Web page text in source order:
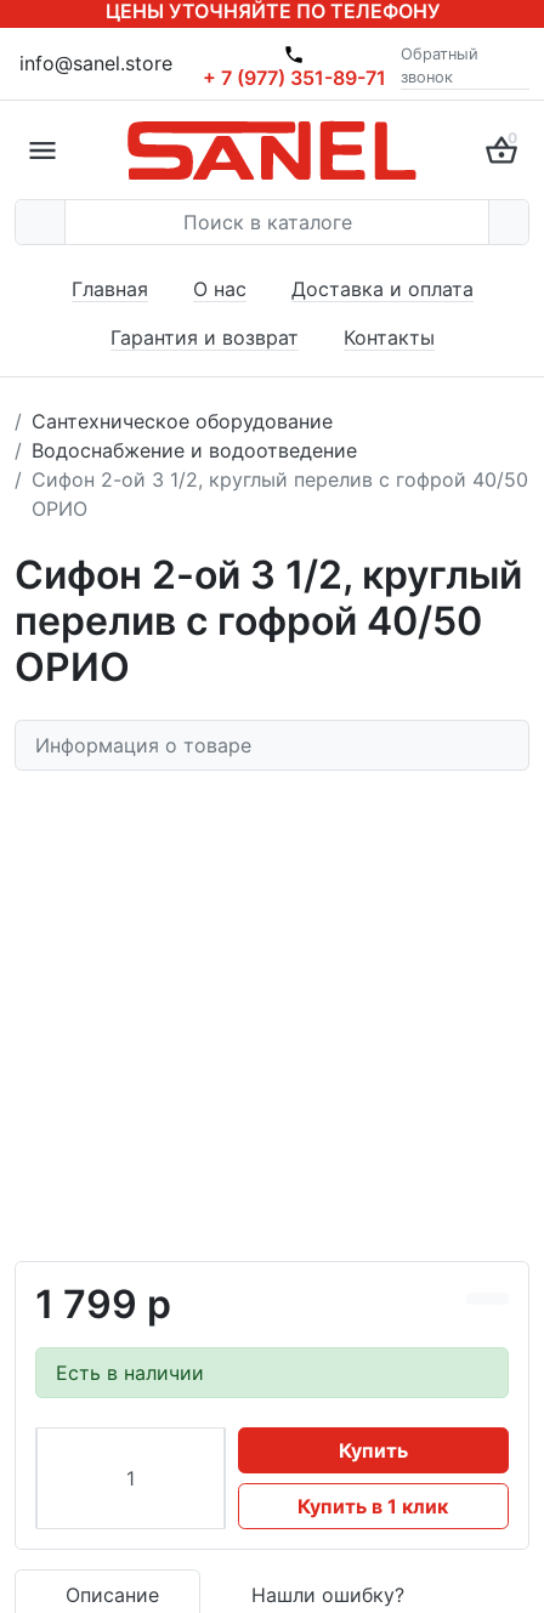
ЦЕНЫ УТОЧНЯЙТЕ ПО ТЕЛЕФОНУ
info@sanel.store
+ 7 (977) 351-89-71
Обратный
звонок
0
Главная О нас
Доставка и оплата
Гарантия и возврат
Контакты
Сантехническое оборудование
Водоснабжение и водоотведение
Сифон 2-ой 3 1/2, круглый перелив с гофрой 40/50
ОРИО
Сифон 2-ой 3 1/2, круглый
перелив с гофрой 40/50
ОРИО
Информация о товаре
1 799 р
Есть в наличии
Купить
Купить в 1 клик
Описание Нашли ошибку?